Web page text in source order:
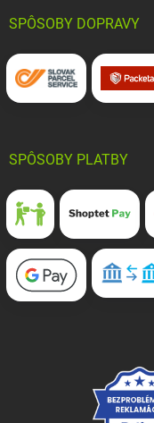
SPÔSOBY DOPRAVY
SPÔSOBY PLATBY